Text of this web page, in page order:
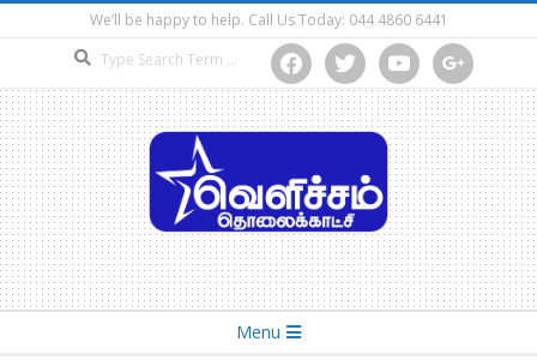
to
We’ll be happy to help. Call Us Today: 044 4860 6441
facebooktwitter youtube google
Menu